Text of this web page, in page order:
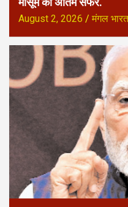
August 2, 2026 मंगल भारत